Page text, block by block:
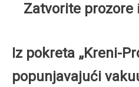
Zatvorite prozore
Iz pokreta „Kreni-
popunjavajući